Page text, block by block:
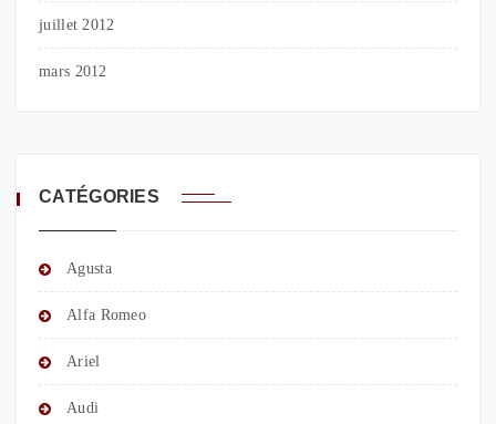
juillet 2012
mars 2012
CATÉGORIES
Agusta
Alfa Romeo
Ariel
Audi